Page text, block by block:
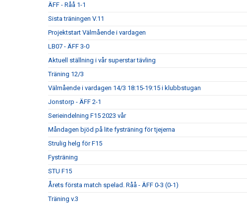
ÄFF - Råå 1-1
Sista träningen V.11
Projektstart Välmående i vardagen
LB07 - ÄFF 3-0
Aktuell ställning i vår superstar tävling
Träning 12/3
Välmående i vardagen 14/3 18:15-19:15 i klubbstugan
Jonstorp - ÄFF 2-1
Serieindelning F15 2023 vår
Måndagen bjöd på lite fysträning för tjejerna
Strulig helg för F15
Fysträning
STU F15
Årets första match spelad. Råå - ÄFF 0-3 (0-1)
Träning v.3